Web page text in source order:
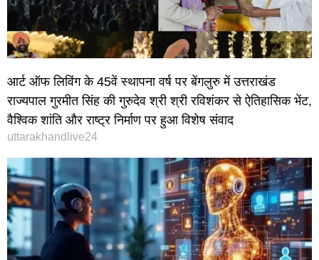
आर्ट ऑफ लिविंग के 45वें स्थापना वर्ष पर बेंगलुरु में उत्तराखंड
राज्यपाल गुरमीत सिंह की गुरुदेव श्री श्री रविशंकर से ऐतिहासिक भेंट,
वैश्विक शांति और राष्ट्र निर्माण पर हुआ विशेष संवाद
uttarakhandlive24